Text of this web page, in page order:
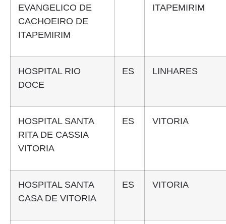
EVANGELICO DE
CACHOEIRO DE
ITAPEMIRIM
ITAPEMIRIM
HOSPITAL RIO
DOCE
ES LINHARES
HOSPITAL SANTA
RITA DE CASSIA
VITORIA
ES VITORIA
HOSPITAL SANTA
CASA DE VITORIA
ES VITORIA